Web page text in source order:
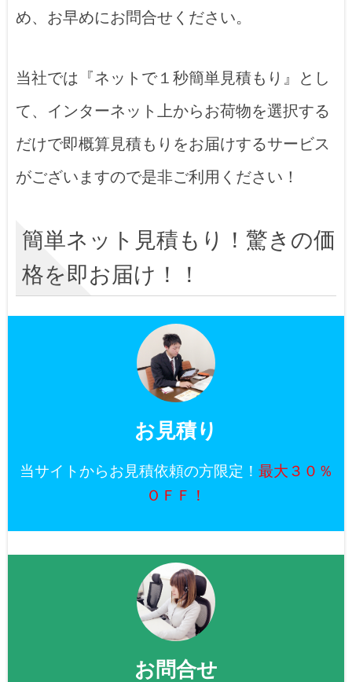
め、お早めにお問合せください。
当社では『ネットで１秒簡単見積もり』とし
て、インターネット上からお荷物を選択する
だけで即概算見積もりをお届けするサービス
がございますので是非ご利用ください！
簡単ネット見積もり！驚きの価
格を即お届け！！
お見積り
当サイトからお見積依頼の方限定！ 最大３０％
ＯＦＦ！
お問合せ